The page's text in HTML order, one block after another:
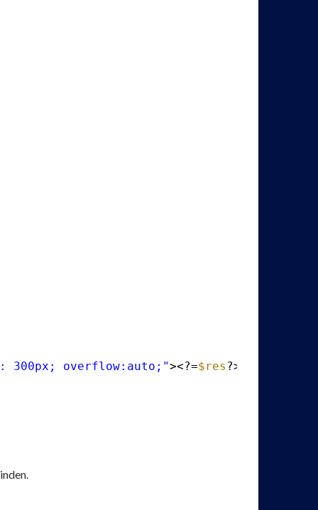
300px; overflow:auto;"><?=$res ?></div>